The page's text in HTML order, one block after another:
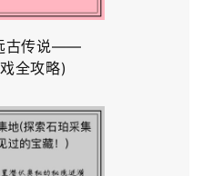
古传说——
全攻略)